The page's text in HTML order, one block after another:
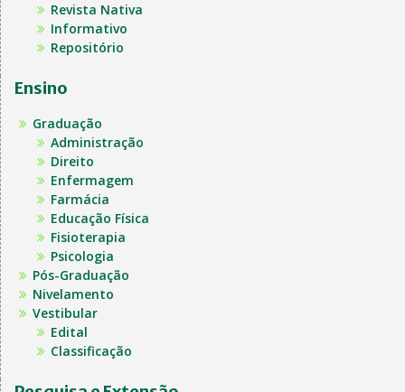
Revista Nativa
Informativo
Repositório
Ensino
Graduação
Administração
Direito
Enfermagem
Farmácia
Educação Física
Fisioterapia
Psicologia
Pós-Graduação
Nivelamento
Vestibular
Edital
Classificação